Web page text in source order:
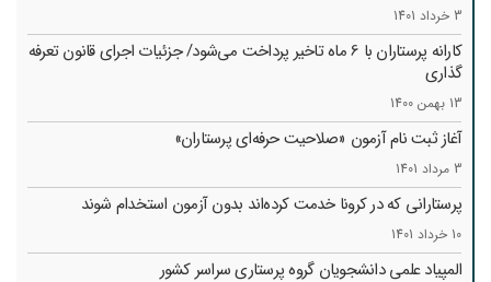
3 خرداد 1401
کارانه‌ پرستاران با 6 ماه تاخیر پرداخت می‌شود/ جزئیات اجرای قانون تعرفه
گذاری
13 بهمن 1400
آغاز ثبت نام آزمون «صلاحیت حرفه‌ای پرستاران»
3 مرداد 1401
پرستارانی که در کرونا خدمت کرد‌ه‌اند بدون آزمون استخدام شوند
10 خرداد 1401
المپیاد علمی دانشجویان گروه پرستاری سراسر کشور